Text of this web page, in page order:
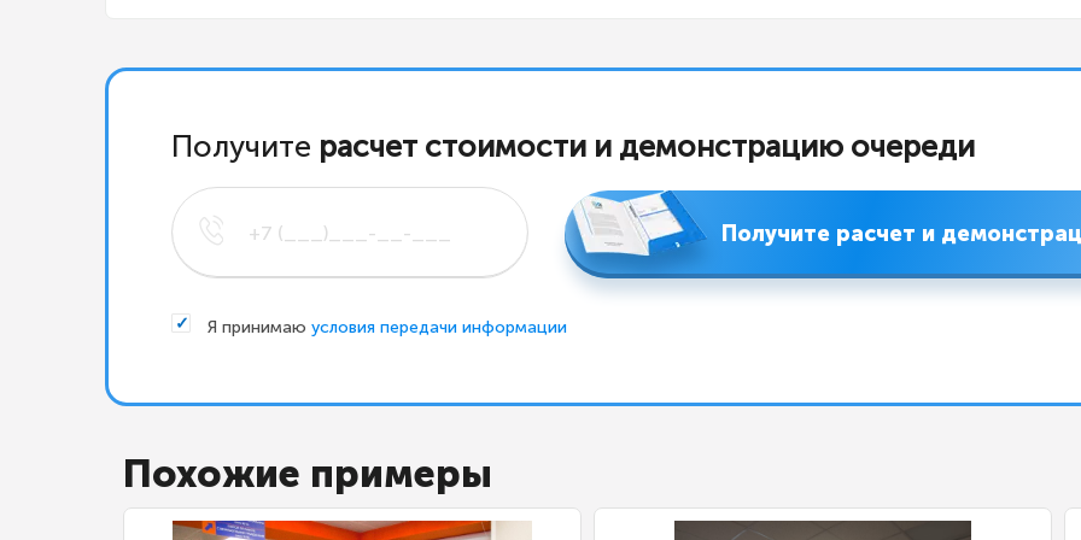
Получите расчет стоимости и демонстрацию очереди
Получите расчет и
Я принимаю условия передачи информации
Похожие примеры